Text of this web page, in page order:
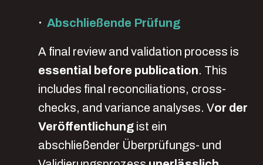
· Abschließende Prüfung
A final review and validation process is
essential before publication. This
includes final reconciliations, cross-
checks, and variance analyses. Vor der
Veröffentlichung ist ein
abschließender Überprüfungs- und